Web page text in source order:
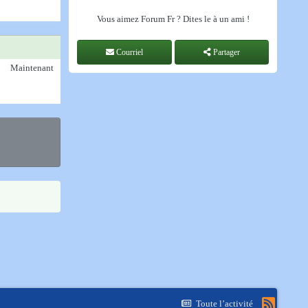
Maintenant
Vous aimez Forum Fr ? Dites le à un ami !
Courriel Partager
Toute l’activité